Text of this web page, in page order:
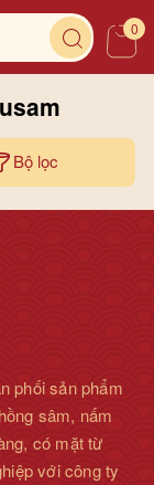
0
Bộ lọc
phối sản phẩm
sâm, nấm
có mặt từ
với công ty